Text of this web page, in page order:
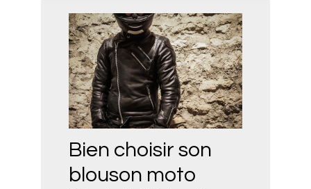
Bien choisir son
blouson moto